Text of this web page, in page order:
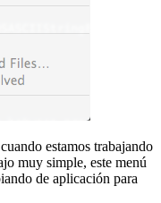
estamos trabajando
muy simple, este menú
de aplicación para